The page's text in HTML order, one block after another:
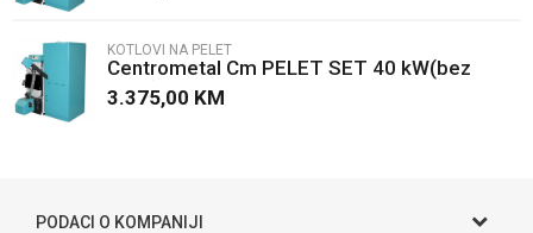
KOTLOVI NA PELET
Centrometal Cm PELET SET 40 kW(bez
kotla)
3.375,00 KM
PODACI O KOMPANIJI